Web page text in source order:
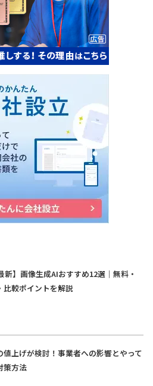
新】画像生成AIおすすめ12選｜無料・
比較ポイントを解説
値上げが検討！事業者への影響とやって
策方法